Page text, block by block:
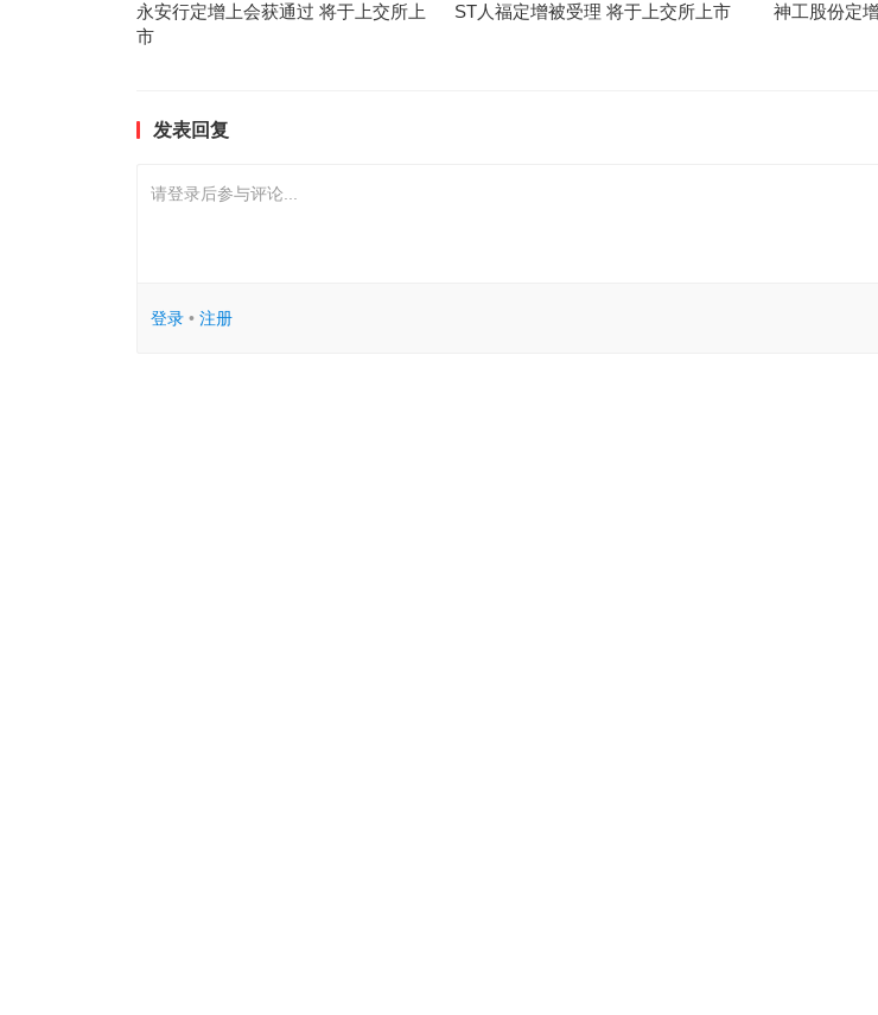
永安行定增上会获通过 将于上交所上
市
ST人福定增被受理 将于上交所上市 神工股份定
发表回复
请登录后参与评论...
登录• 注册